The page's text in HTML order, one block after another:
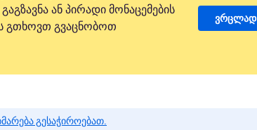
ან პირადი მონაცემების
გთხოვთ გვაცნობოთ
ვრცლად
გესაჭიროებათ.